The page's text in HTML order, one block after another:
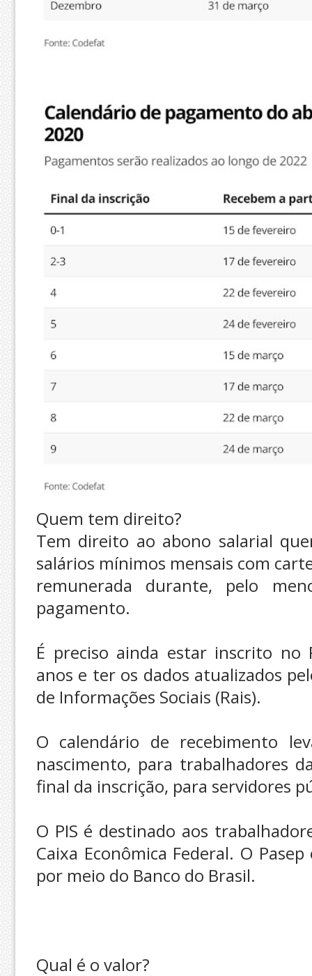
Quem tem direito?
Tem direito ao abono salarial
salários mínimos mensais com
remunerada durante, pelo
pagamento.
É preciso ainda estar inscrito no
anos e ter os dados atualizados
de Informações Sociais (Rais).
O calendário de recebimento
nascimento, para trabalhadores
final da inscrição, para servidores
O PIS é destinado aos
Caixa Econômica Federal. O
por meio do Banco do Brasil.
Qual é o valor?